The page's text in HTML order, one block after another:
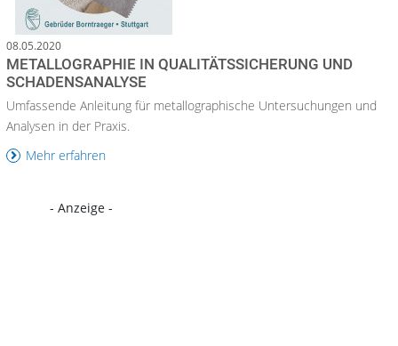
08.05.2020
METALLOGRAPHIE IN QUALITÄTSSICHERUNG UND
SCHADENSANALYSE
Umfassende Anleitung für metallographische Untersuchungen und
Analysen in der Praxis.
Mehr erfahren
- Anzeige -